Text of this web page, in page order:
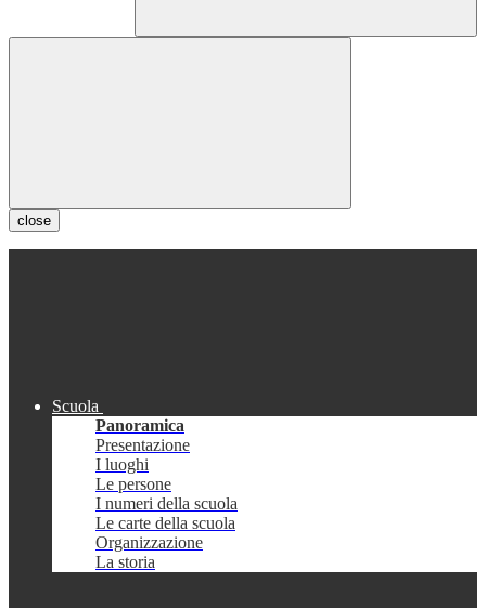
close
Scuola
Panoramica
Presentazione
I luoghi
Le persone
I numeri della scuola
Le carte della scuola
Organizzazione
La storia